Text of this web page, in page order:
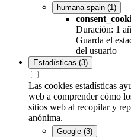
humana-spain (1)
Duración: 1
Guarda el
del usuario
Estadísticas (3)
Las cookies estadísticas
web a comprender cómo
sitios web al recopilar y
anónima.
Google (3)